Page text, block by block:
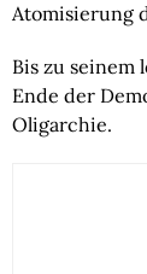
Atomisierung
Bis zu seinem
Ende der
Oligarchie.